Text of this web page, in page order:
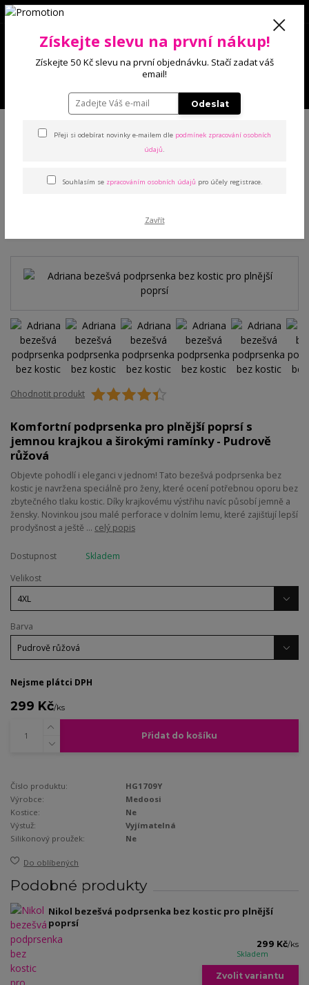
0 Kč
kostic pro plnější poprsí
Adriana bezešvá podprsenka
Ohodnotit produkt
Komfortní podprsenka pro plnější poprsí s
jemnou krajkou a širokými ramínky - Pudrově
růžová
Objevte pohodlí i eleganci v jednom! Tato bezešvá podprsenka bez
kostic je navržena speciálně pro ženy, které ocení potřebnou oporu bez
zbytečného tlaku kostic. Díky krajkovému výstřihu navíc působí jemně a
žensky. Novinkou jsou malé perforace v dolním lemu, které zajišťují lepší
prodyšnost a ještě ... celý popis
Dostupnost
Skladem
Velikost
Barva
Nejsme plátci DPH
299 Kč/ks
Přidat do košíku
Číslo produktu:
HG1709Y
Výrobce:
Medoosi
Kostice:
Ne
Výstuž:
Vyjímatelná
Silikonový proužek:
Ne
Do oblíbených
Podobné produkty
Nikol bezešvá podprsenka bez kostic pro plnější
poprsí
299 Kč/ks
Skladem
Zvolit variantu
Získejte slevu na první nákup!
Získejte 50 Kč slevu na první objednávku. Stačí zadat váš
email!
Odeslat
Přeji si odebírat novinky e-mailem dle podmínek zpracování osobních
údajů.
Souhlasím se zpracováním osobních údajů pro účely registrace.
Zavřít